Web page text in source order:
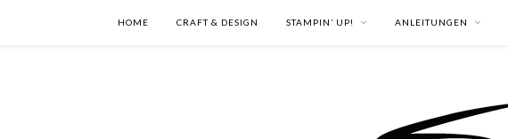
HOME CRAFT & DESIGN STAMPIN’ UP! ANLEITUNGEN